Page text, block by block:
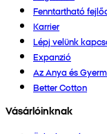
Fenntartható
Karrier
Lépj velünk
Expanzió
Az Anya és
Better Cotton
Vásárlóinknak